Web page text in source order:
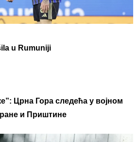
u Rumuniji
Црна Гора следећа у војном
и Приштине